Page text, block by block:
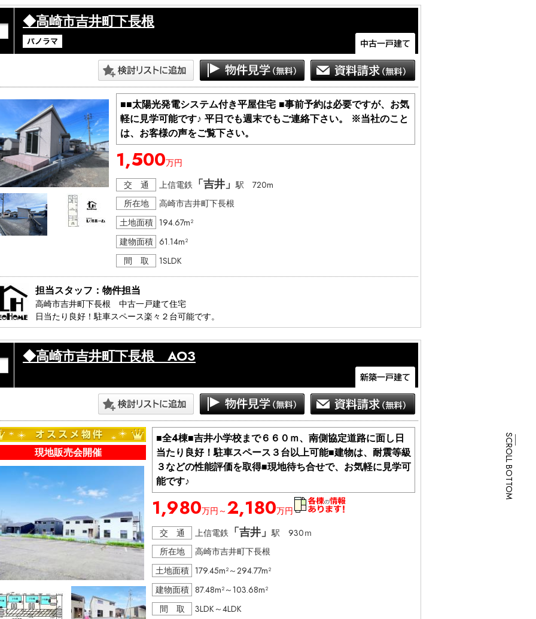
・・・見学コース・・・・・・・・・・
１，ちょこっと見学　20分～
（ちょっと見てみたい方）
２，しっかり見学　　40分～
（説明も交えて見たい方）
３，知りたい見学　　50分～
（購入に関するの事を知りたい方）
・・・・・・・・・・・・・・・・・・
＞＞＞ 見学日：平日でも週末でも
＞＞ 開催時間：10:00～17：00
＞ その他、時間外でもご相談ください。
※極力、お客様のご都合に合わせますが、先約などがある場合もございます。
※物件は流動的な為、売れてしまう場合や突然の価格変更などもございます。お手数をですが、お電
◆高崎市吉井町下長根
■■太陽光発電システム付き平屋住宅 ■事前予約は必要ですが、お気
軽に見学可能です♪ 平日でも週末でもご連絡下さい。 ※当社のこと
は、お客様の声をご覧下さい。
1,500万円
交 通
上信電鉄 「吉井」駅 720m
所在地
高崎市吉井町下長根
土地面積 194.67m²
建物面積 61.14m²
間 取
1SLDK
担当スタッフ：物件担当
高崎市吉井町下長根　中古一戸建て住宅
日当たり良好！駐車スペース楽々２台可能です。
太陽光発電システム付きの平屋住宅です。2015年築、ハウスクリーニング済みです。カップボード、
納戸、主寝室のウォークインクローゼットなど、とても便利です。程度の良い中古住宅で、新しい生
活をスタートしませんか？
◆高崎市吉井町下長根 AO3
現地販売会開催
■全4棟■吉井小学校まで６６０ｍ、南側協定道路に面し日
当たり良好！駐車スペース３台以上可能■建物は、耐震等級
３などの性能評価を取得■現地待ち合せで、お気軽に見学可
能です♪
1,980万円～ 2,180万円
交 通
上信電鉄 「吉井」駅 930ｍ
所在地
高崎市吉井町下長根
土地面積 179.45m²～294.77m²
建物面積 87.48m²～103.68m²
間 取
3LDK～4LDK
SCROLL BOTTOM